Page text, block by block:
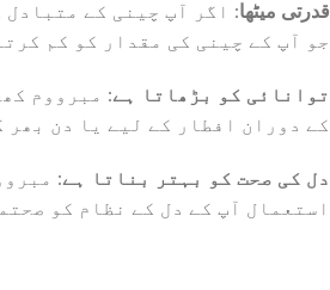
قدرتی میٹھا: اگر آپ چینی کے
جو آپ کے چینی کی مقدار کو کم
توانائی کو بڑھاتا ہے: مبرووم
کے دوران افطار کے لیے یا دن بھر
دل کی صحت کو بہتر بناتا ہے:
استعمال آپ کے دل کے نظام کو